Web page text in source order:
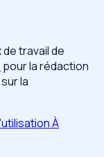
travail de
pour la rédaction
la
À